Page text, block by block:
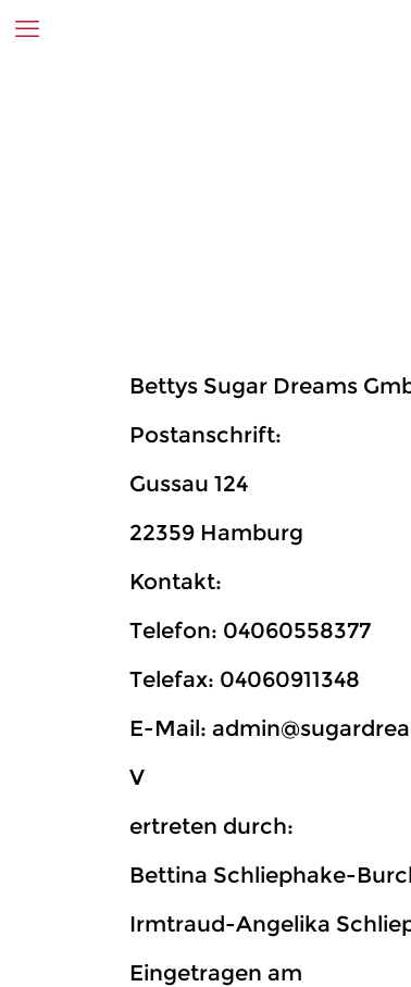
Bettys Sugar Dreams
Postanschrift:
Gussau 124
22359 Hamburg
Kontakt:
Telefon: 04060558377
Telefax: 04060911348
E-Mail:
V
ertreten durch:
Bettina Schliephake-
Irmtraud-Angelika
Eingetragen am